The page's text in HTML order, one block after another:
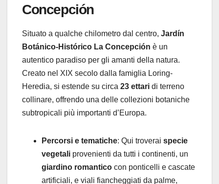
Concepción
Situato a qualche chilometro dal centro, Jardín
Botánico-Histórico La Concepción è un
autentico paradiso per gli amanti della natura.
Creato nel XIX secolo dalla famiglia Loring-
Heredia, si estende su circa 23 ettari di terreno
collinare, offrendo una delle collezioni botaniche
subtropicali più importanti d’Europa.
Percorsi e tematiche: Qui troverai specie
vegetali provenienti da tutti i continenti, un
giardino romantico con ponticelli e cascate
artificiali, e viali fiancheggiati da palme,